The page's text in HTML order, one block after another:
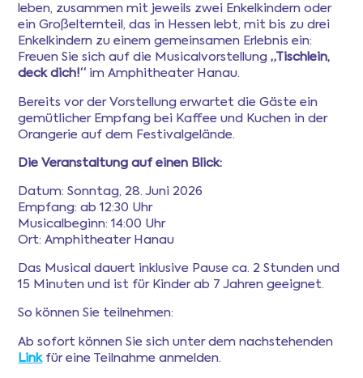
leben, zusammen mit jeweils zwei Enkelkindern oder
ein Großelternteil, das in Hessen lebt, mit bis zu drei
Enkelkindern zu einem gemeinsamen Erlebnis ein:
Freuen Sie sich auf die Musicalvorstellung„Tischlein,
deck dich!“ im Amphitheater Hanau.
Bereits vor der Vorstellung erwartet die Gäste ein
gemütlicher Empfang bei Kaffee und Kuchen in der
Orangerie auf dem Festivalgelände.
Die Veranstaltung auf einen Blick:
Datum: Sonntag, 28. Juni 2026
Empfang: ab 12:30 Uhr
Musicalbeginn: 14:00 Uhr
Ort: Amphitheater Hanau
Das Musical dauert inklusive Pause ca. 2 Stunden und
15 Minuten und ist für Kinder ab 7 Jahren geeignet.
So können Sie teilnehmen:
Ab sofort können Sie sich unter dem nachstehenden
Link für eine Teilnahme anmelden.